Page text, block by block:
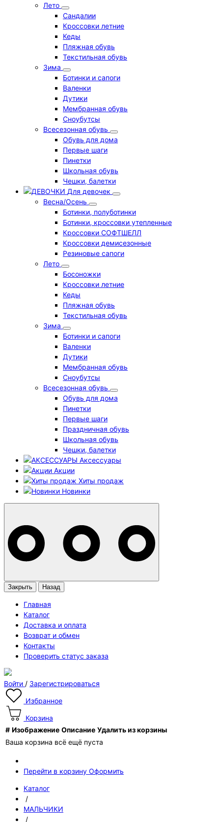
Лето
Cандалии
Кроссовки летние
Кеды
Пляжная обувь
Текстильная обувь
Зима
Ботинки и сапоги
Валенки
Дутики
Мембранная обувь
Сноубутсы
Всесезонная обувь
Обувь для дома
Первые шаги
Пинетки
Школьная обувь
Чешки, балетки
Для девочек
Весна/Осень
Ботинки, полуботинки
Ботинки, кроссовки утепленные
Кроссовки СОФТШЕЛЛ
Кроссовки демисезонные
Резиновые сапоги
Лето
Босоножки
Кроссовки летние
Кеды
Пляжная обувь
Текстильная обувь
Зима
Ботинки и сапоги
Валенки
Дутики
Мембранная обувь
Сноубутсы
Всесезонная обувь
Обувь для дома
Пинетки
Первые шаги
Праздничная обувь
Школьная обувь
Чешки, балетки
Аксессуары
Акции
Хиты продаж
Новинки
Закрыть Назад
Главная
Каталог
Доставка и оплата
Возврат и обмен
Контакты
Проверить статус заказа
Войти / Зарегистрироваться
Избранное
Корзина
# Изображение Описание Удалить из корзины
Ваша корзина всё ещё пуста
Перейти в корзину Оформить
Каталог
/
МАЛЬЧИКИ
/